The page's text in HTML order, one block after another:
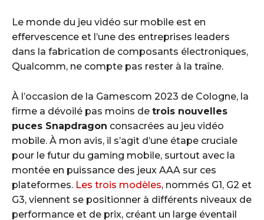
Le monde du jeu vidéo sur mobile est en
effervescence et l’une des entreprises leaders
dans la fabrication de composants électroniques,
Qualcomm, ne compte pas rester à la traîne.
À l’occasion de la Gamescom 2023 de Cologne, la
firme a dévoilé pas moins de trois nouvelles
puces Snapdragon consacrées au jeu vidéo
mobile. À mon avis, il s’agit d’une étape cruciale
pour le futur du gaming mobile, surtout avec la
montée en puissance des jeux AAA sur ces
plateformes. Les trois modèles, nommés G1, G2 et
G3, viennent se positionner à différents niveaux de
performance et de prix, créant un large éventail